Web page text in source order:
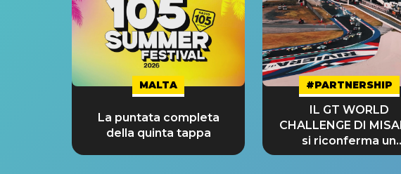
MALTA
La puntata completa
della quinta tappa
#PARTNERSHIP
IL GT WORLD
CHALLENGE DI
si riconferma un
GRANDE